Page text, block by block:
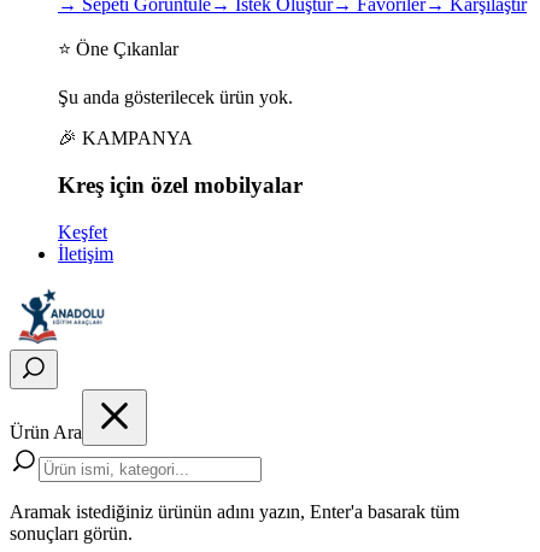
→ Sepeti Görüntüle→ İstek Oluştur→ Favoriler→ Karşılaştır
⭐ Öne Çıkanlar
Şu anda gösterilecek ürün yok.
🎉 KAMPANYA
Kreş için özel mobilyalar
Keşfet
İletişim
Ürün Ara
Aramak istediğiniz ürünün adını yazın, Enter'a basarak tüm
sonuçları görün.